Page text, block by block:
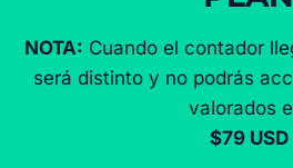
NOTA: Cuando el contador
será distinto y no podrás
valorados
$79 USD